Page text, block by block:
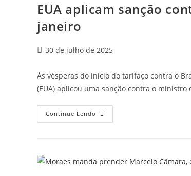
EUA aplicam sanção
janeiro
30 de julho de 2025
Às vésperas do início do tarifaço contra o
(EUA) aplicou uma sanção contra o
Continue Lendo